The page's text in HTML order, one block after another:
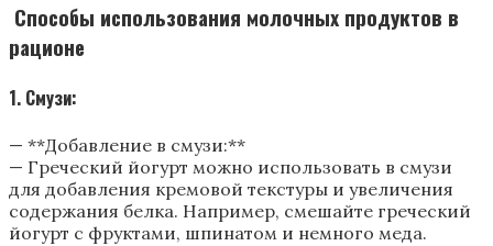
Способы использования молочных продуктов в
рационе
1. Смузи:
— **Добавление в смузи:**
— Греческий йогурт можно использовать в смузи
для добавления кремовой текстуры и увеличения
содержания белка. Например, смешайте греческий
йогурт с фруктами, шпинатом и немного меда.